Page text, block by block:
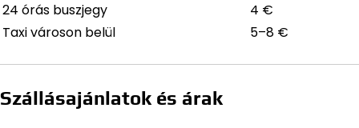
24 órás buszjegy
4 €
Taxi városon belül
5–8 €
Szállásajánlatok és árak